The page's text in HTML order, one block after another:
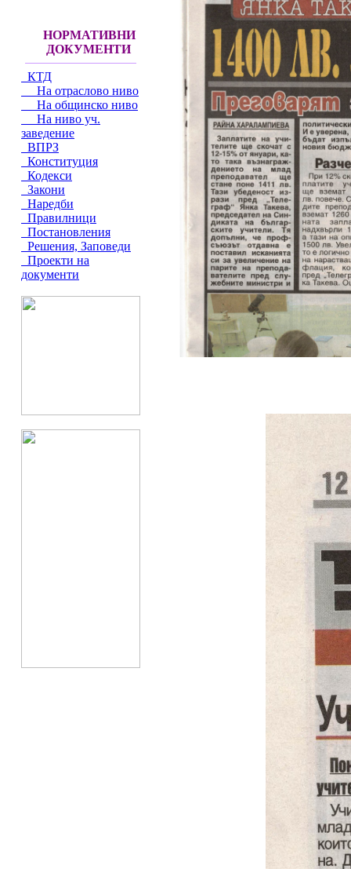
НОРМАТИВНИ
ДОКУМЕНТИ
КТД
На отраслово ниво
На общинско ниво
На ниво уч.
заведение
ВПРЗ
Конституция
Кодекси
Закони
Наредби
Правилници
Постановления
Решения, Заповеди
Проекти на
документи